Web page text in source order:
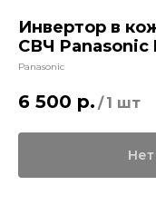
Инвертор в
СВЧ Panasonic
Panasonic
6 500 р. / 1 шт